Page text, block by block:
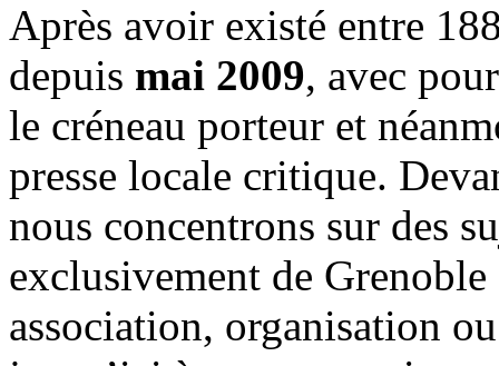
Après avoir existé entre
depuis mai 2009, avec
le créneau porteur et
presse locale critique.
nous concentrons sur des
exclusivement de
association, organisation